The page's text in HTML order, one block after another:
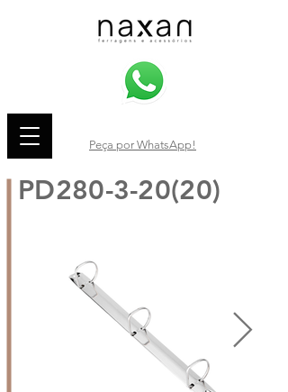
Peça por WhatsApp!
PD280-3-20(20)